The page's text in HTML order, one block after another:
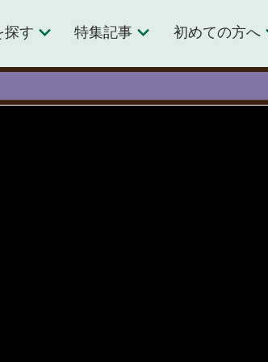
探す 特集記事 初めての方へ